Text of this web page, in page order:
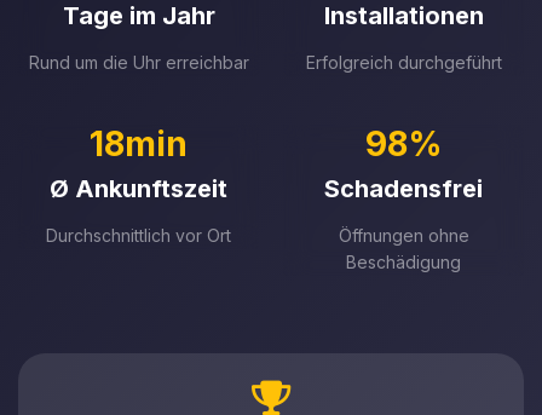
Tage im Jahr
Rund um die Uhr erreichbar
Installationen
Erfolgreich durchgeführt
18min
Ø Ankunftszeit
Durchschnittlich vor Ort
98%
Schadensfrei
Öffnungen ohne
Beschädigung